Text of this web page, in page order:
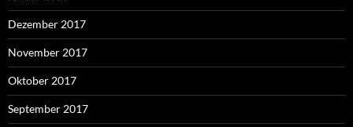
Dezember 2017
November 2017
Oktober 2017
September 2017